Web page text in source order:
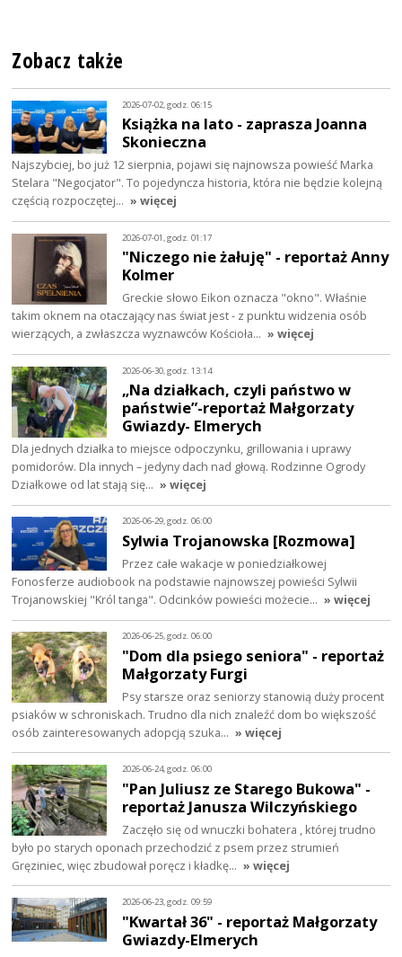
Zobacz także
2026-07-02, godz. 06:15
Książka na lato - zaprasza Joanna
Skonieczna
Najszybciej, bo już 12 sierpnia, pojawi się najnowsza powieść Marka
Stelara "Negocjator". To pojedyncza historia, która nie będzie kolejną
częścią rozpoczętej… » więcej
2026-07-01, godz. 01:17
"Niczego nie żałuję" - reportaż Anny
Kolmer
Greckie słowo Eikon oznacza "okno". Właśnie
takim oknem na otaczający nas świat jest - z punktu widzenia osób
wierzących, a zwłaszcza wyznawców Kościoła… » więcej
2026-06-30, godz. 13:14
„Na działkach, czyli państwo w
państwie”-reportaż Małgorzaty
Gwiazdy- Elmerych
Dla jednych działka to miejsce odpoczynku, grillowania i uprawy
pomidorów. Dla innych – jedyny dach nad głową. Rodzinne Ogrody
Działkowe od lat stają się… » więcej
2026-06-29, godz. 06:00
Sylwia Trojanowska [Rozmowa]
Przez całe wakacje w poniedziałkowej
Fonosferze audiobook na podstawie najnowszej powieści Sylwii
Trojanowskiej "Król tanga". Odcinków powieści możecie… » więcej
2026-06-25, godz. 06:00
"Dom dla psiego seniora" - reportaż
Małgorzaty Furgi
Psy starsze oraz seniorzy stanowią duży procent
psiaków w schroniskach. Trudno dla nich znaleźć dom bo większość
osób zainteresowanych adopcją szuka… » więcej
2026-06-24, godz. 06:00
"Pan Juliusz ze Starego Bukowa" -
reportaż Janusza Wilczyńskiego
Zaczęło się od wnuczki bohatera , której trudno
było po starych oponach przechodzić z psem przez strumień
Gręziniec, więc zbudował poręcz i kładkę… » więcej
2026-06-23, godz. 09:59
"Kwartał 36" - reportaż Małgorzaty
Gwiazdy-Elmerych